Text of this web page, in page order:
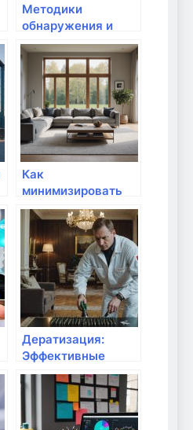
Методики
обнаружения и
предотвращения
фишинговых атак в
сети: как защитить
домашний
интернет
Как
минимизировать
помехи в
домашней сети:
методы и советы
Дератизация:
Эффективные
методы борьбы с
грызунами в
Москве |
Атмосфера